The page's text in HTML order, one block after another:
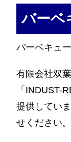
バーベ
バーベキュ
有限会社双
「INDUST-
提供してい
せください。